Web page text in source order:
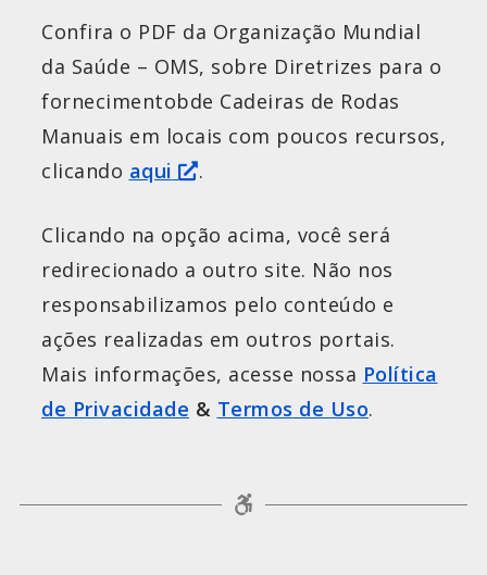
Confira o PDF da Organização Mundial
da Saúde – OMS, sobre Diretrizes para o
fornecimentobde Cadeiras de Rodas
Manuais em locais com poucos recursos,
clicando aqui .
Clicando na opção acima, você será
redirecionado a outro site. Não nos
responsabilizamos pelo conteúdo e
ações realizadas em outros portais.
Mais informações, acesse nossa Política
de Privacidade & Termos de Uso.